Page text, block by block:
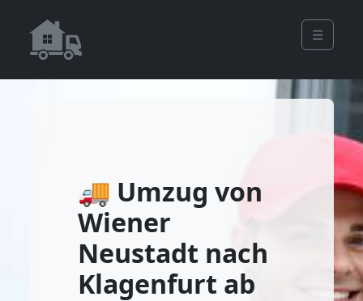
☰
🚚 Umzug von
Wiener
Neustadt nach
Klagenfurt ab